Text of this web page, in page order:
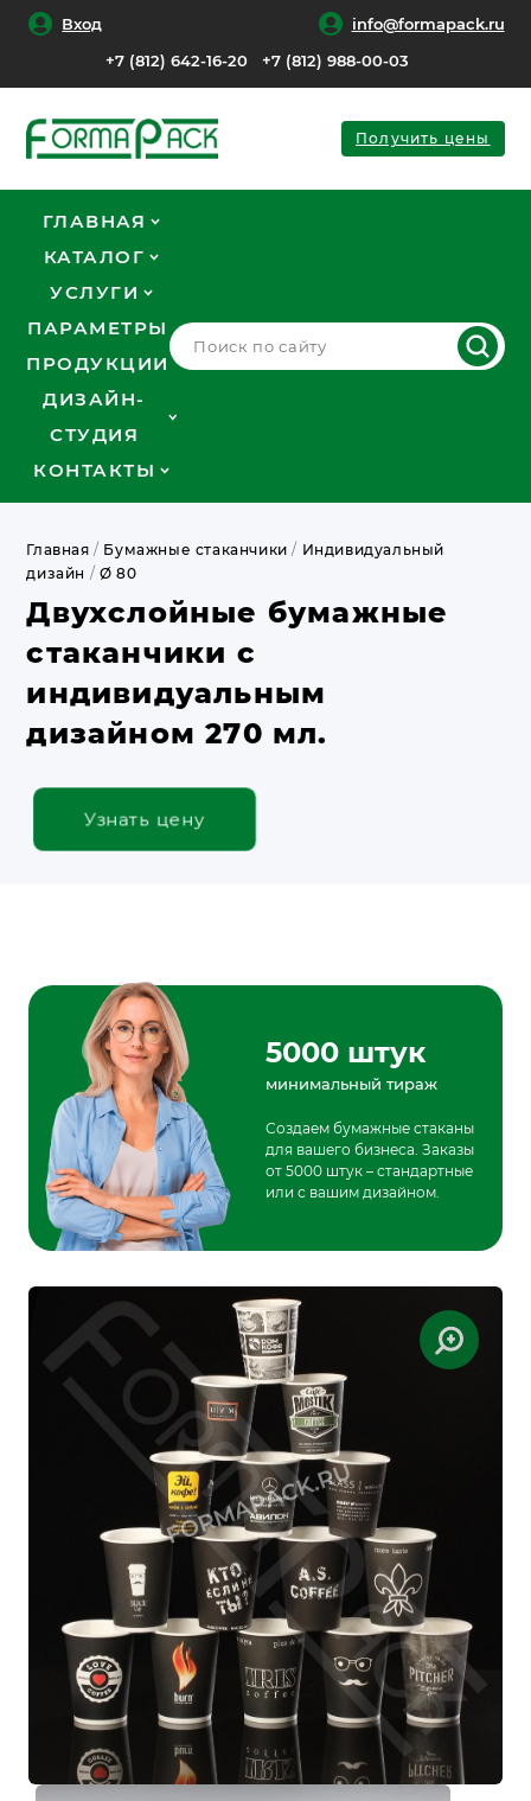
Вход
info@formapack.ru
+7 (812) 642-16-20
+7 (812) 988-00-03
Получить цены
ГЛАВНАЯ
КАТАЛОГ
УСЛУГИ
ПАРАМЕТРЫ
ПРОДУКЦИИ
ДИЗАЙН-
СТУДИЯ
КОНТАКТЫ
Главная / Бумажные стаканчики / Индивидуальный
дизайн / Ø 80
Двухслойные бумажные
стаканчики с
индивидуальным
дизайном 270 мл.
Узнать цену
5000 штук
минимальный тираж
Создаем бумажные стаканы
для вашего бизнеса. Заказы
от 5000 штук – стандартные
или с вашим дизайном.